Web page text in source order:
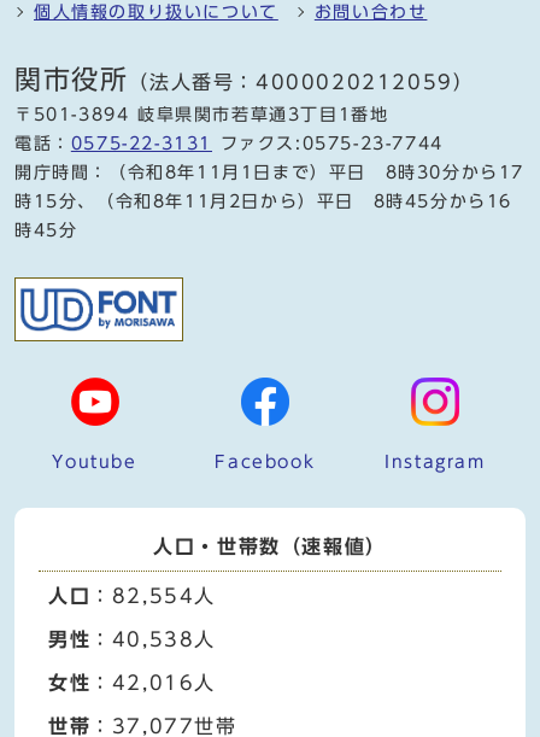
個人情報の取り扱いについて お問い合わせ
関市役所 （法人番号：4000020212059）
〒501-3894 岐阜県関市若草通3丁目1番地
電話： 0575-22-3131
ファクス:0575-23-7744
開庁時間：（令和8年11月1日まで）平日 8時30分から17
時15分、（令和8年11月2日から）平日 8時45分から16
時45分
Youtube Facebook Instagram
人口・世帯数（速報値）
人口 ：82,554人
男性 ：40,538人
女性 ：42,016人
世帯 ：37,077世帯